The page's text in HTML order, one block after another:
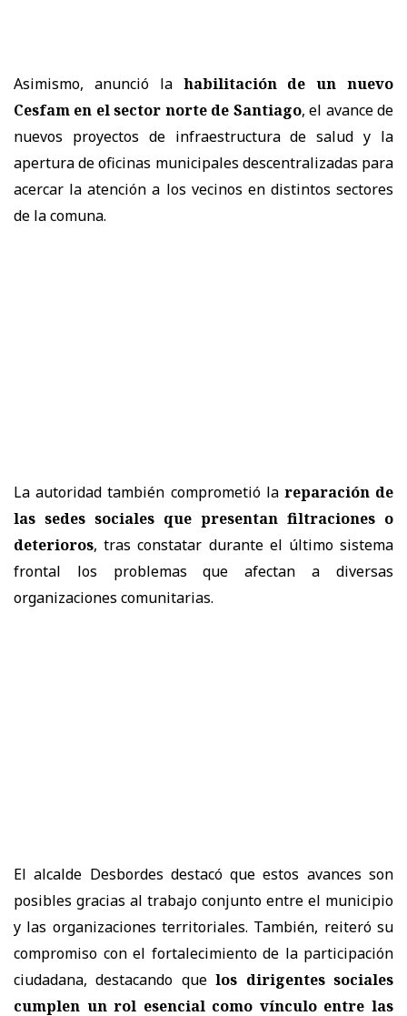
Asimismo, anunció la habilitación de un nuevo
Cesfam en el sector norte de Santiago, el avance de
nuevos proyectos de infraestructura de salud y la
apertura de oficinas municipales descentralizadas para
acercar la atención a los vecinos en distintos sectores
de la comuna.
La autoridad también comprometió la reparación de
las sedes sociales que presentan filtraciones o
deterioros, tras constatar durante el último sistema
frontal los problemas que afectan a diversas
organizaciones comunitarias.
El alcalde Desbordes destacó que estos avances son
posibles gracias al trabajo conjunto entre el municipio
y las organizaciones territoriales. También, reiteró su
compromiso con el fortalecimiento de la participación
ciudadana, destacando quelos dirigentes sociales
cumplen un rol esencial como vínculo entre las